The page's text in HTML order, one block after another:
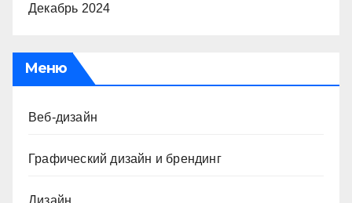
Декабрь 2024
Меню
Веб-дизайн
Графический дизайн и брендинг